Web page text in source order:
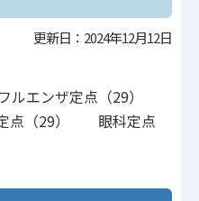
6年12月2日から令和6年12
更新日：2024年12月12日
ルエンザ定点（29）
定点（29） 眼科定点